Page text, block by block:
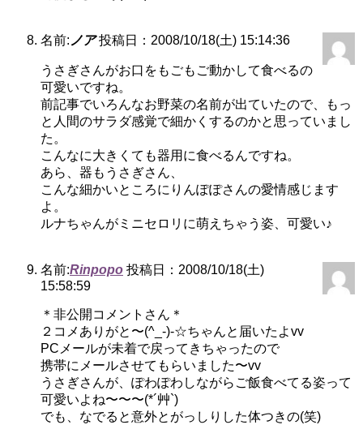
名前: ノア 投稿日：2008/10/18(土) 15:14:36
うさぎさんがお口をもごもご動かして食べるの
可愛いですね。
前記事でいろんなお野菜の名前が出ていたので、もっ
と人間のサラダ感覚で細かくするのかと思っていまし
た。
こんなに大きくても器用に食べるんですね。
あら、器もうさぎさん、
こんな細かいところにりんぽぽさんの愛情感じます
よ。
ルナちゃんがミニセロリに萌えちゃう姿、可愛い♪
名前:Rinpopo 投稿日：2008/10/18(土)
15:58:59
＊非公開コメントさん＊
２コメありがと〜(^_-)-☆ちゃんと届いたよvv
PCメールが未着で戻ってきちゃったので
携帯にメールさせてもらいました〜vv
うさぎさんが、ぽわぽわしながらご飯食べてる姿って
可愛いよね〜〜〜(*´艸`)
でも、なでると意外とがっしりした体つきの(笑)